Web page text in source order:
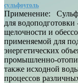
сульфоуголь
Применение:
для
щелочности и
применяемой для
энергетических
промышленно-
также исходной
процессов